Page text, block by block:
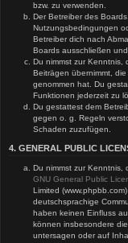
bzw. zu verwenden.
Der Betreiber des
Nutzungsbedingungen
Betreiber dich nach
Boards ausschließen
Du nimmst zur Kenntnis,
Beiträgen übernimmt,
genommen hat. Du
Funktionen jederzeit zu
Du gestattest dem
gegen o. g. Regeln
Schaden zuzufügen.
4. GENERAL PUBLIC
Du nimmst zur Kenntnis,
GNU General Public
Limited
deutschsprachige
haben keinen Einfluss
können insbesondere
untersagen oder auf